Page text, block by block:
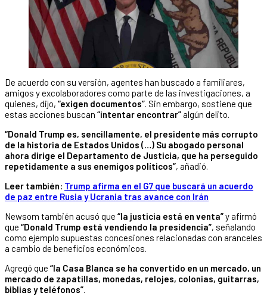
De acuerdo con su versión, agentes han buscado a familiares,
amigos y excolaboradores como parte de las investigaciones, a
quienes, dijo, “exigen documentos”. Sin embargo, sostiene que
estas acciones buscan “intentar encontrar” algún delito.
“Donald Trump es, sencillamente, el presidente más corrupto
de la historia de Estados Unidos (…) Su abogado personal
ahora dirige el Departamento de Justicia, que ha perseguido
repetidamente a sus enemigos políticos”, añadió.
Leer también: Trump afirma en el G7 que buscará un acuerdo
de paz entre Rusia y Ucrania tras avance con Irán
Newsom también acusó que “la justicia está en venta”y afirmó
que “Donald Trump está vendiendo la presidencia”, señalando
como ejemplo supuestas concesiones relacionadas con aranceles
a cambio de beneficios económicos.
Agregó que “la Casa Blanca se ha convertido en un mercado, un
mercado de zapatillas, monedas, relojes, colonias, guitarras,
biblias y teléfonos”.